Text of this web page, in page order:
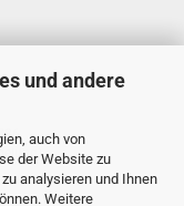
und andere
auch von
der Website zu
analysieren und Ihnen
Weitere